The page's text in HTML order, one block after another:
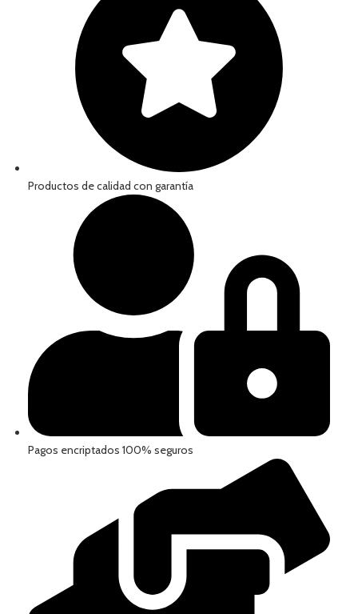
Productos de calidad con garantía
Pagos encriptados 100% seguros